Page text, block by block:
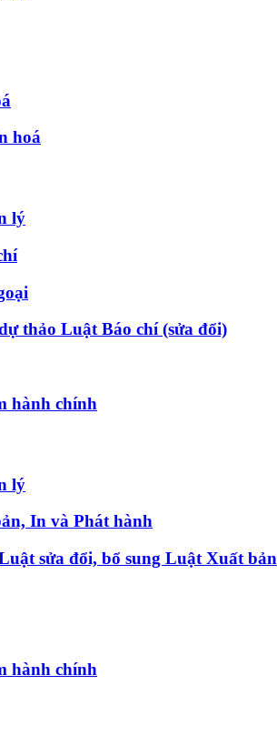
hoá
lý
thảo Luật Báo chí (sửa đổi)
hành chính
lý
In và Phát hành
sửa đổi, bổ sung Luật Xuất bản
hành chính